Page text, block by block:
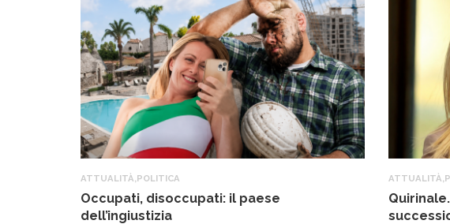
ATTUALITÀ POLITICA
Occupati, disoccupati: il paese
dell’ingiustizia
ATTUALITÀ